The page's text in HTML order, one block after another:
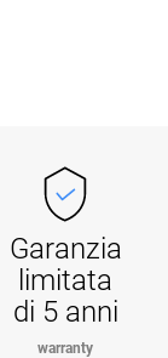
Garanzia
limitata
di 5 anni
warranty